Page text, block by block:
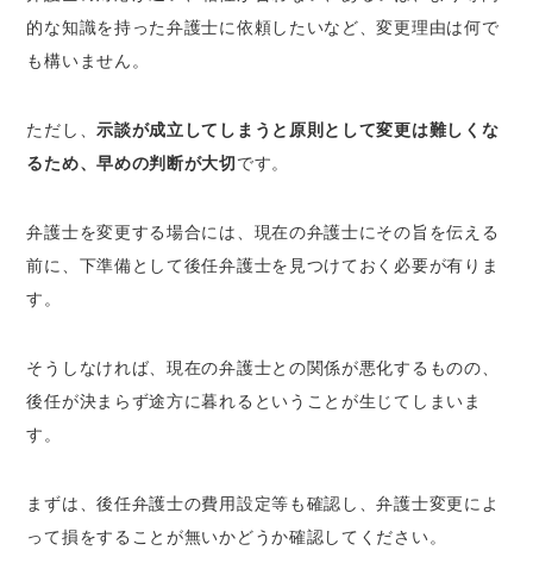
的な知識を持った弁護士に依頼したいなど、変更理由は何で
も構いません。
ただし、示談が成立してしまうと原則として変更は難しくな
るため、早めの判断が大切です。
弁護士を変更する場合には、現在の弁護士にその旨を伝える
前に、下準備として後任弁護士を見つけておく必要が有りま
す。
そうしなければ、現在の弁護士との関係が悪化するものの、
後任が決まらず途方に暮れるということが生じてしまいま
す。
まずは、後任弁護士の費用設定等も確認し、弁護士変更によ
って損をすることが無いかどうか確認してください。